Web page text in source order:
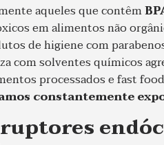
aqueles que contêm
em alimentos não
de higiene com
com solventes químicos
processados e fast food
constantemente